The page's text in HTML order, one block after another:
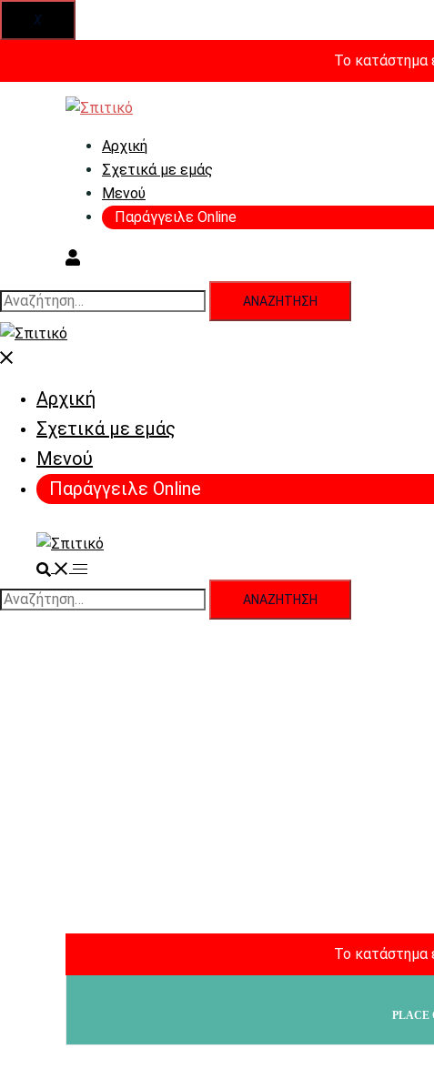
X
Το κατάστημα
Αρχική
Σχετικά με εμάς
Μενού
Παράγγειλε Online
Αναζήτηση
για:
Close
Αρχική
Σχετικά με εμάς
Μενού
Παράγγειλε Online
SearchToggle
menu
Αναζήτηση
Το κατάστημα
PLACE